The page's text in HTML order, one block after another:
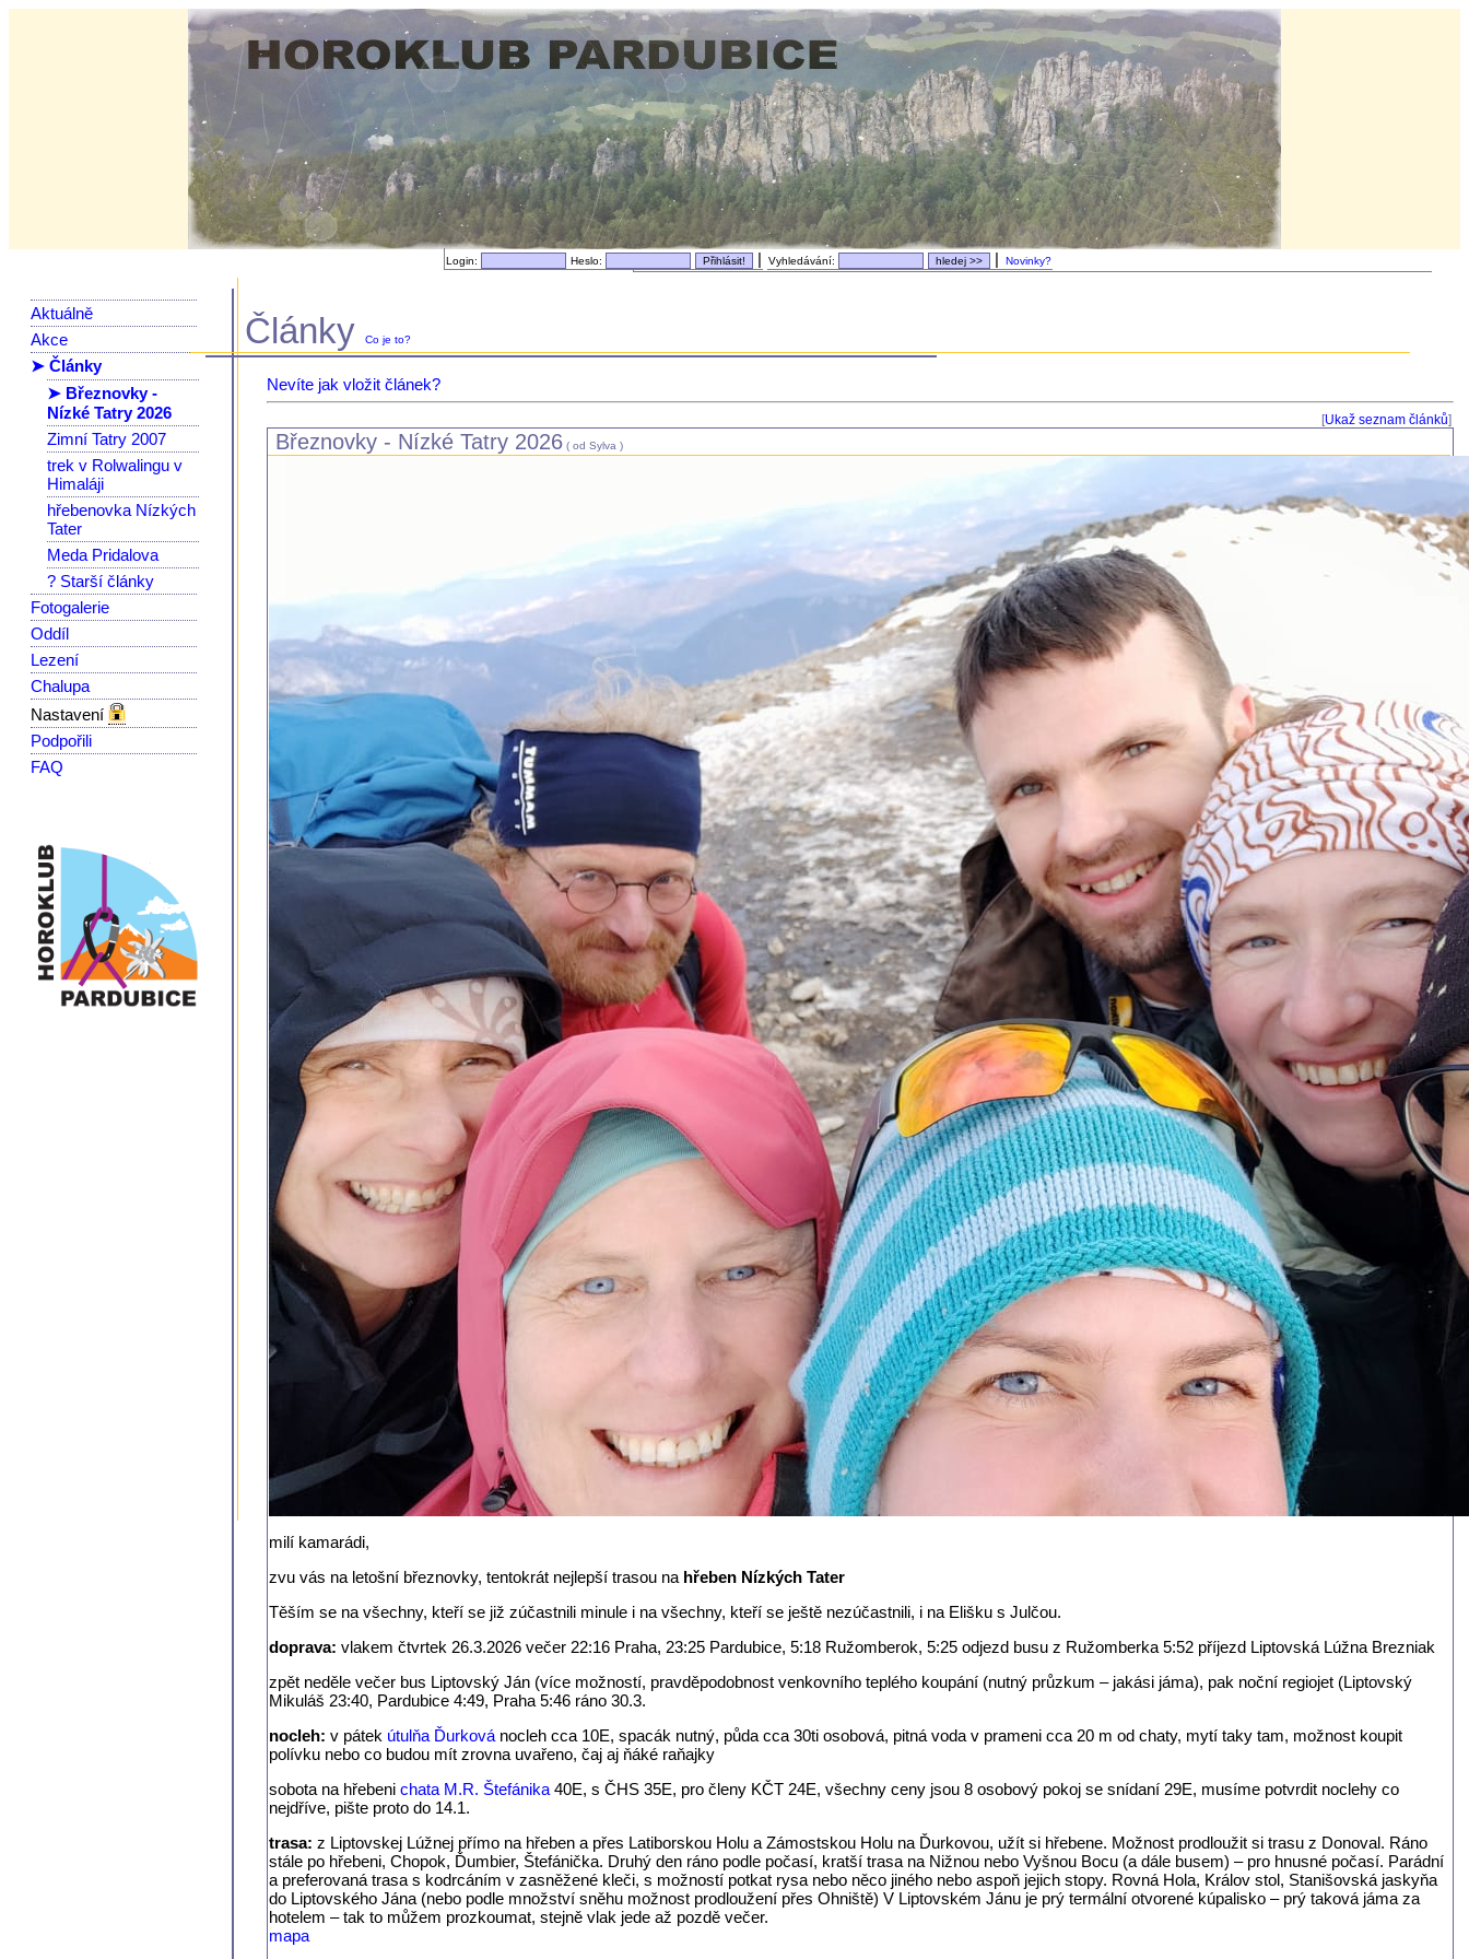
Login: Heslo: | Vyhledávání: | Novinky?
Aktuálně
Akce
➤ Články
➤ Březnovky -
Nízké Tatry 2026
Zimní Tatry 2007
trek v Rolwalingu v
Himaláji
hřebenovka Nízkých
Tater
Meda Pridalova
? Starší články
Fotogalerie
Oddíl
Lezení
Chalupa
Nastavení
Podpořili
FAQ
Články Co je to?
Nevíte jak vložit článek?
[Ukaž seznam článků]
Březnovky - Nízké Tatry 2026 ( od Sylva )
milí kamarádi,
zvu vás na letošní březnovky, tentokrát nejlepší trasou na hřeben Nízkých Tater
Těším se na všechny, kteří se již zúčastnili minule i na všechny, kteří se ještě nezúčastnili, i na Elišku s Julčou.
doprava: vlakem čtvrtek 26.3.2026 večer 22:16 Praha, 23:25 Pardubice, 5:18 Ružomberok, 5:25 odjezd busu z Ružomberka 5:52 příjezd Liptovská Lúžna Brezniak
zpět neděle večer bus Liptovský Ján (více možností, pravděpodobnost venkovního teplého koupání (nutný průzkum – jakási jáma), pak noční regiojet (Liptovský
Mikuláš 23:40, Pardubice 4:49, Praha 5:46 ráno 30.3.
nocleh: v pátek útulňa Ďurková nocleh cca 10E, spacák nutný, půda cca 30ti osobová, pitná voda v prameni cca 20 m od chaty, mytí taky tam, možnost koupit
polívku nebo co budou mít zrovna uvařeno, čaj aj ňáké raňajky
sobota na hřebenichata M.R. Štefánika 40E, s ČHS 35E, pro členy KČT 24E, všechny ceny jsou 8 osobový pokoj se snídaní 29E, musíme potvrdit noclehy co
nejdříve, pište proto do 14.1.
trasa: z Liptovskej Lúžnej přímo na hřeben a přes Latiborskou Holu a Zámostskou Holu na Ďurkovou, užít si hřebene. Možnost prodloužit si trasu z Donoval. Ráno
stále po hřebeni, Chopok, Ďumbier, Štefánička. Druhý den ráno podle počasí, kratší trasa na Nižnou nebo Vyšnou Bocu (a dále busem) – pro hnusné počasí. Parádní
a preferovaná trasa s kodrcáním v zasněžené kleči, s možností potkat rysa nebo něco jiného nebo aspoň jejich stopy. Rovná Hola, Králov stol, Stanišovská jaskyňa
do Liptovského Jána (nebo podle množství sněhu možnost prodloužení přes Ohniště) V Liptovském Jánu je prý termální otvorené kúpalisko – prý taková jáma za
hotelem – tak to můžem prozkoumat, stejně vlak jede až pozdě večer.
mapa